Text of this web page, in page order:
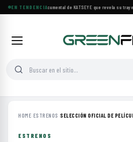
EN TENDENCIA
Llega a cines el documental de KATSEYE que revela su
HOME›ESTRENOS ›SELECCIÓN OFICIAL DE
ESTRENOS